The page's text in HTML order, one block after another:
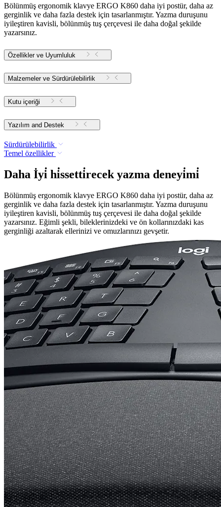
Bölünmüş ergonomik klavye ERGO K860 daha iyi postür, daha az
gerginlik ve daha fazla destek için tasarlanmıştır. Yazma duruşunu
iyileştiren kavisli, bölünmüş tuş çerçevesi ile daha doğal şekilde
yazarsınız.
Özellikler ve Uyumluluk
Malzemeler ve Sürdürülebilirlik
Kutu içeriği
Yazılım and Destek
Sürdürülebilirlik
Temel özellikler
Daha İyi̇ hi̇ssetti̇recek yazma deneyi̇mi̇
Bölünmüş ergonomik klavye ERGO K860 daha iyi postür, daha az
gerginlik ve daha fazla destek için tasarlanmıştır. Yazma duruşunu
iyileştiren kavisli, bölünmüş tuş çerçevesi ile daha doğal şekilde
yazarsınız. Eğimli şekli, bileklerinizdeki ve ön kollarınızdaki kas
gerginliği azaltarak ellerinizi ve omuzlarınızı gevşetir.